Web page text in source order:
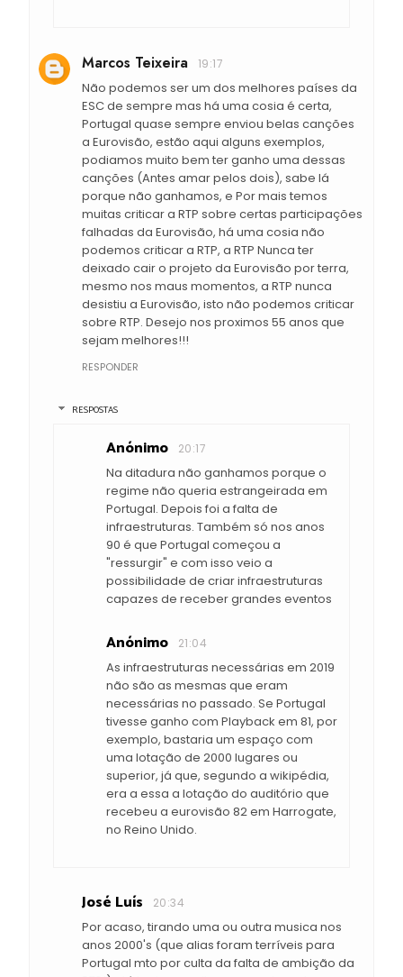
Marcos Teixeira 19:17
Não podemos ser um dos melhores países da
ESC de sempre mas há uma cosia é certa,
Portugal quase sempre enviou belas canções
a Eurovisão, estão aqui alguns exemplos,
podiamos muito bem ter ganho uma dessas
canções (Antes amar pelos dois), sabe lá
porque não ganhamos, e Por mais temos
muitas criticar a RTP sobre certas participações
falhadas da Eurovisão, há uma cosia não
podemos criticar a RTP, a RTP Nunca ter
deixado cair o projeto da Eurovisão por terra,
mesmo nos maus momentos, a RTP nunca
desistiu a Eurovisão, isto não podemos criticar
sobre RTP. Desejo nos proximos 55 anos que
sejam melhores!!!
RESPONDER
RESPOSTAS
Anónimo 20:17
Na ditadura não ganhamos porque o
regime não queria estrangeirada em
Portugal. Depois foi a falta de
infraestruturas. Também só nos anos
90 é que Portugal começou a
"ressurgir" e com isso veio a
possibilidade de criar infraestruturas
capazes de receber grandes eventos
Anónimo 21:04
As infraestruturas necessárias em 2019
não são as mesmas que eram
necessárias no passado. Se Portugal
tivesse ganho com Playback em 81, por
exemplo, bastaria um espaço com
uma lotação de 2000 lugares ou
superior, já que, segundo a wikipédia,
era a essa a lotação do auditório que
recebeu a eurovisão 82 em Harrogate,
no Reino Unido.
José Luís 20:34
Por acaso, tirando uma ou outra musica nos
anos 2000's (que alias foram terríveis para
Portugal mto por culta da falta de ambição da